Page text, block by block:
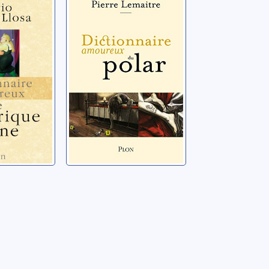
de
latine
amoureux du
polar
Lemaitre, Pierre